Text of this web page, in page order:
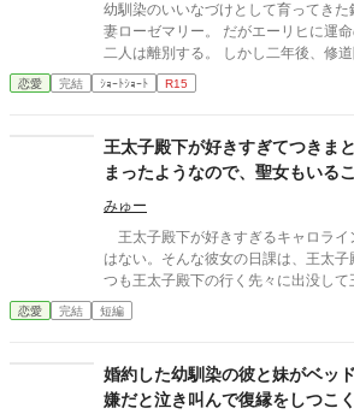
幼馴染のいいなづけとして育ってきた
妻ローゼマリー。 だがエーリヒに運命の番が現れたことにより、
二人は離別する。 しかし二年後、修道院に暮らすローゼマリーの
元へエーリヒが現れ――!?
恋愛 完結 ｼｮｰﾄｼｮｰﾄ R15
王太子殿下が好きすぎてつきま
まったようなので、聖女もいる
退散することにしました。
みゅー
王太子殿下が好きすぎるキャロライ
はない。そんな彼女の日課は、王太
つも王太子殿下の行く先々に出没し
が、ついにそんな生活が終わるとき
だ。そして、さらにショックなことに
殿下に嫌われたくはないキャロライ
を消すことにした。そんなお話です。 ちょっと切ないお話で
す。
恋愛 完結 短編
婚約した幼馴染の彼と妹がベッ
嫌だと泣き叫んで復縁をしつこく